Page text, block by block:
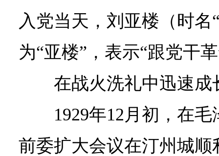
入党当天，刘亚楼（时名
为“亚楼”，表示“跟党干
在战火洗礼中迅速成
1929年12月初，在
前委扩大会议在汀州城